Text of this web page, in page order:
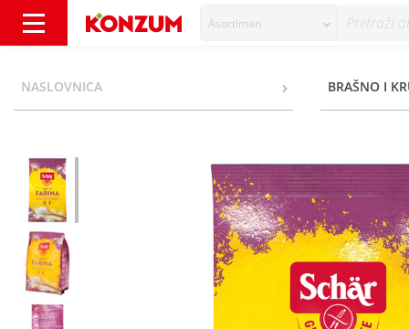
Asortiman
NASLOVNICA BRAŠNO I